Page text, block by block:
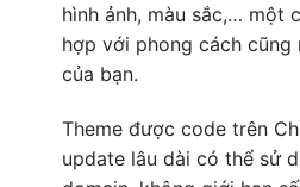
hình ảnh, màu sắc,… một
hợp với phong cách cũng
của bạn.
Theme được code trên
update lâu dài có thể sử